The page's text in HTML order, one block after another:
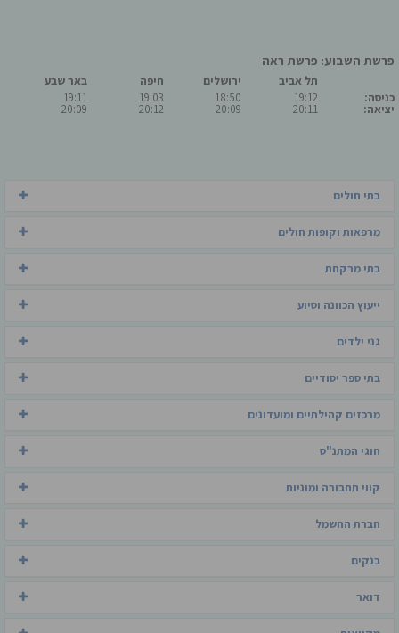
פרשת השבוע: פרשת ראה
כניסה:
יציאה:
תל אביב
19:12
20:11
ירושלים
18:50
20:09
חיפה
19:03
20:12
באר שבע
19:11
20:09
בתי חולים
מרפאות וקופות חולים
בתי מרקחת
ייעוץ הכוונה וסיוע
גני ילדים
בתי ספר יסודיים
מרכזים קהילתיים ומועדונים
חוגי המתנ"ס
קווי תחבורה ומוניות
חברת החשמל
בנקים
דואר